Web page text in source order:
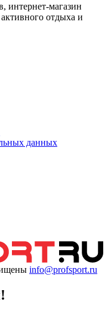
интернет-магазин
отдыха и
данных
info@profsport.ru